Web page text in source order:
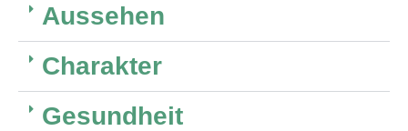
Aussehen
Charakter
Gesundheit